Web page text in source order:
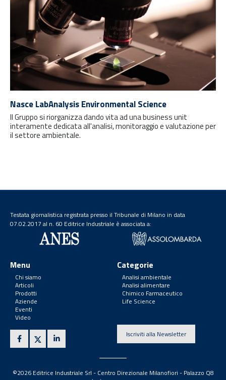
Nasce LabAnalysis Environmental Science
Il Gruppo si riorganizza dando vita ad una business unit
interamente dedicata all'analisi, monitoraggio e valutazione per
il settore ambientale.
Testata giornalistica registrata presso il Tribunale di Milano in data
07.02.2017 al n. 60 Editrice Industriale è associata a:
Menu
Chi siamo
Articoli
Prodotti
Aziende
Eventi
Video
Categorie
Analisi ambientale
Analisi alimentare
Chimico Farmaceutico
Life Science
Iscriviti alla Newsletter
©2026 Editrice Industriale Srl - Centro Direzionale Milanofiori - Palazzo Q8